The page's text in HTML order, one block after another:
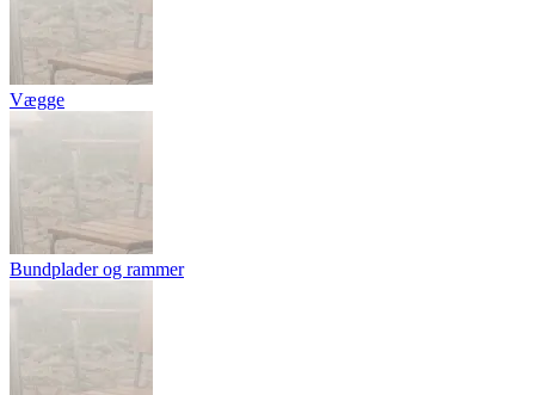
Vægge
Bundplader og rammer